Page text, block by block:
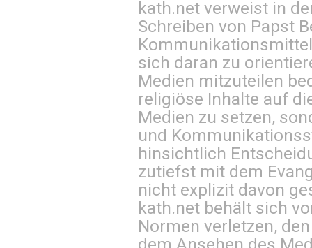
kath.net verweist in
Schreiben von Papst
sich daran zu
Medien mitzuteilen
religiöse Inhalte auf
Medien zu setzen,
und
hinsichtlich
zutiefst mit dem
nicht explizit davon
kath.net behält sich
Normen verletzen,